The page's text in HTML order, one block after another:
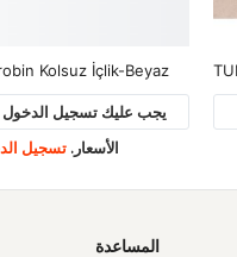
يجب عليك تسجيل الدخول
الأسعار. تسجيل
المساعدة